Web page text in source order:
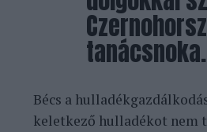
tanácsnoka.
Bécs a
keletkező hulladékot nem